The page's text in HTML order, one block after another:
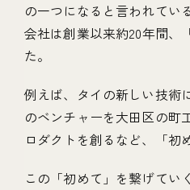
の一つになると言われてい
会社は創業以来約20年間、
た。
例えば、タイの新しい技術
のベンチャーを大田区の町
ロダクトを創るなど、「初
この「初めて」を繋げてい